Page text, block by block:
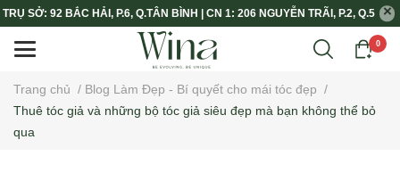
TRỤ SỞ: 92 BẮC HẢI, P.6, Q.TÂN BÌNH | CN 1: 206 NGUYỄN TRÃI, P.2, Q.5
0
Trang chủ / Blog Làm Đẹp - Bí quyết cho mái tóc đẹp /
Thuê tóc giả và những bộ tóc giả siêu đẹp mà bạn không thể bỏ
qua